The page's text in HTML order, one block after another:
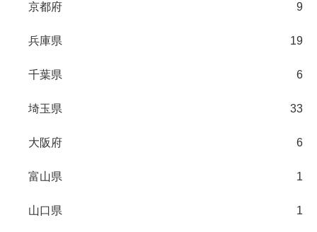
京都府 9
兵庫県 19
千葉県 6
埼玉県 33
大阪府 6
富山県 1
山口県 1